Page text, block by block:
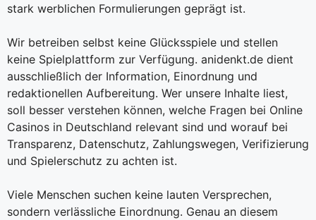
stark werblichen Formulierungen geprägt ist.
Wir betreiben selbst keine Glücksspiele und stellen
keine Spielplattform zur Verfügung. anidenkt.de dient
ausschließlich der Information, Einordnung und
redaktionellen Aufbereitung. Wer unsere Inhalte liest,
soll besser verstehen können, welche Fragen bei Online
Casinos in Deutschland relevant sind und worauf bei
Transparenz, Datenschutz, Zahlungswegen, Verifizierung
und Spielerschutz zu achten ist.
Viele Menschen suchen keine lauten Versprechen,
sondern verlässliche Einordnung. Genau an diesem